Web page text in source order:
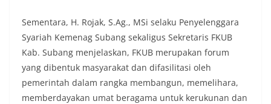
Sementara, H. Rojak, S.Ag., MSi selaku Penyelenggara
Syariah Kemenag Subang sekaligus Sekretaris FKUB
Kab. Subang menjelaskan, FKUB merupakan forum
yang dibentuk masyarakat dan difasilitasi oleh
pemerintah dalam rangka membangun, memelihara,
memberdayakan umat beragama untuk kerukunan dan